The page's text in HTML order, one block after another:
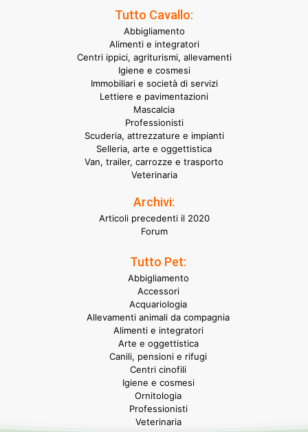
Tutto Cavallo:
Abbigliamento
Alimenti e integratori
Centri ippici, agriturismi, allevamenti
Igiene e cosmesi
Immobiliari e società di servizi
Lettiere e pavimentazioni
Mascalcia
Professionisti
Scuderia, attrezzature e impianti
Selleria, arte e oggettistica
Van, trailer, carrozze e trasporto
Veterinaria
Archivi:
Articoli precedenti il 2020
Forum
Tutto Pet:
Abbigliamento
Accessori
Acquariologia
Allevamenti animali da compagnia
Alimenti e integratori
Arte e oggettistica
Canili, pensioni e rifugi
Centri cinofili
Igiene e cosmesi
Ornitologia
Professionisti
Veterinaria